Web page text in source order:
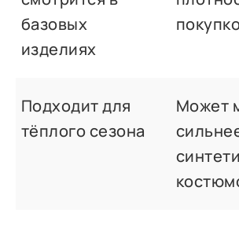
базовых
изделиях
Подходит для
тёплого сезона
Может